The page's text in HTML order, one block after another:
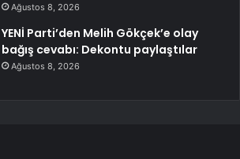
Ağustos 8, 2026
YENİ Parti’den Melih Gökçek’e olay
bağış cevabı: Dekontu paylaştılar
Ağustos 8, 2026